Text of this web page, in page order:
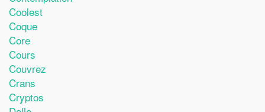
Coolest
Coque
Core
Cours
Couvrez
Crans
Cryptos